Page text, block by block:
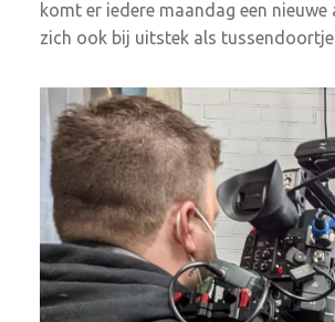
komt er iedere maandag een
zich ook bij uitstek als